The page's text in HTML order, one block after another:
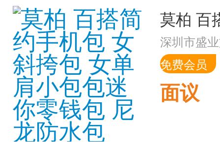
深圳市盛
免费会员
面议